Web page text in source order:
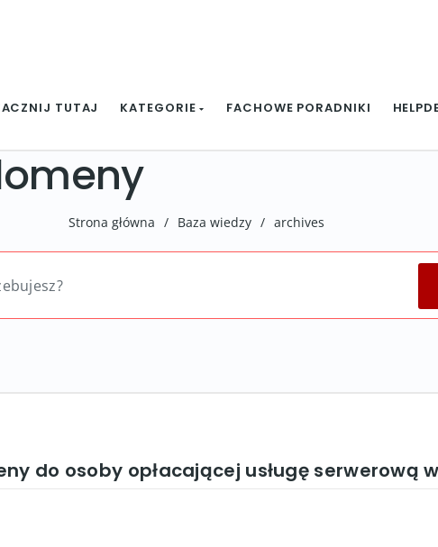
TUTAJ KATEGORIE FACHOWE PORADNIKI
Strona główna / Baza wiedzy / archives
do osoby opłacającej usługę serwerową